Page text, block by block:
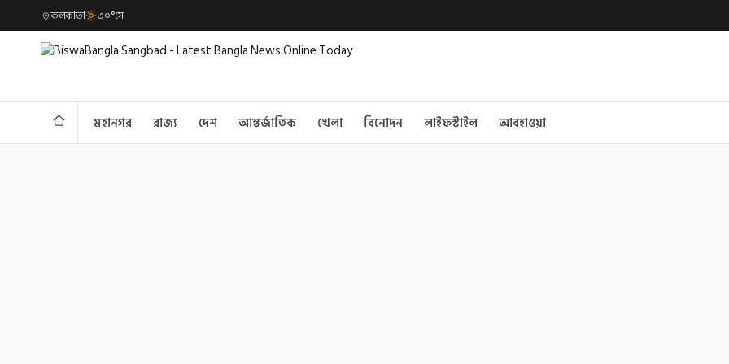
কলকাতা ৩০°সে
মহানগর রাজ্য দেশ আন্তর্জাতিক খেলা বিনোদন লাইফস্টাইল আবহাওয়া